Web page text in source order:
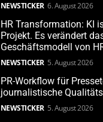
NEWSTICKER 6. August 2026
HR Transformation: KI
Projekt. Es verändert
Geschäftsmodell von
NEWSTICKER 5. August 2026
PR-Workflow für
journalistische
NEWSTICKER 5. August 2026